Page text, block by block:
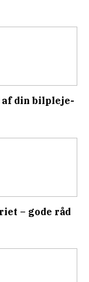
din bilpleje-
– gode råd